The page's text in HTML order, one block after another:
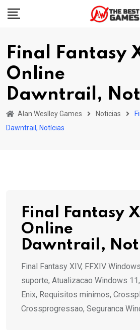
Skip
Final Fantasy
Online
Dawntrail,
Alan Weslley Games Noticias
Dawntrail, Notícias
Final Fantasy
Online
Dawntrail,
Final Fantasy XIV, FFXIV
suporte, Atualizacao Windows
Enix, Requisitos minimos,
Crossprogressao, Seguranca